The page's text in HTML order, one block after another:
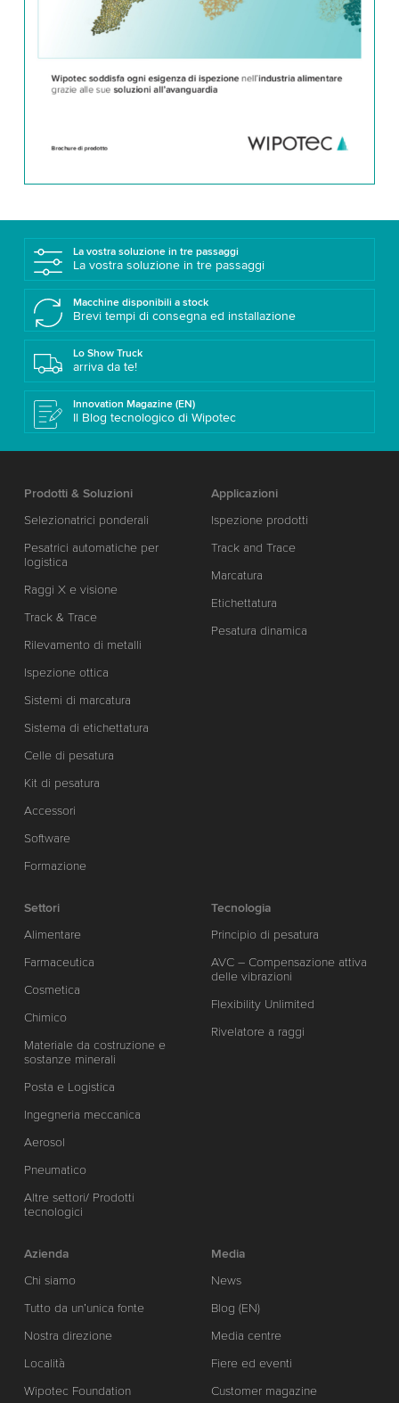
La vostra soluzione in tre passaggi
La vostra soluzione in tre passaggi
Macchine disponibili a stock
Brevi tempi di consegna ed installazione
Lo Show Truck
arriva da te!
Innovation Magazine (EN)
Il Blog tecnologico di Wipotec
Prodotti & Soluzioni
Selezionatrici ponderali
Pesatrici automatiche per
logistica
Raggi X e visione
Track & Trace
Rilevamento di metalli
Ispezione ottica
Sistemi di marcatura
Sistema di etichettatura
Celle di pesatura
Kit di pesatura
Accessori
Software
Formazione
Applicazioni
Ispezione prodotti
Track and Trace
Marcatura
Etichettatura
Pesatura dinamica
Settori
Alimentare
Farmaceutica
Cosmetica
Chimico
Materiale da costruzione e
sostanze minerali
Posta e Logistica
Ingegneria meccanica
Aerosol
Pneumatico
Altre settori/ Prodotti
tecnologici
Tecnologia
Principio di pesatura
AVC – Compensazione attiva
delle vibrazioni
Flexibility Unlimited
Rivelatore a raggi
Azienda
Chi siamo
Tutto da un’unica fonte
Nostra direzione
Località
Wipotec Foundation
Media
News
Blog (EN)
Media centre
Fiere ed eventi
Customer magazine